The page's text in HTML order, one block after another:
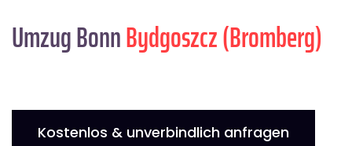
Umzug BonnBydgoszcz (Bromberg)
Kostenlos & unverbindlich anfragen